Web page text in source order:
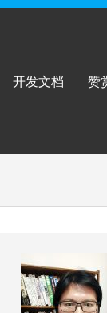
开发文档 赞